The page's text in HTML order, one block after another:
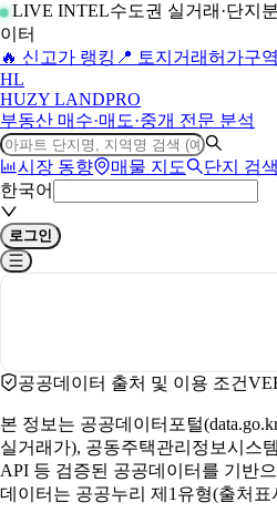
LIVE INTEL수도권 실거래·단지
이터
🔥 신고가 랭킹 📍 토지거래허가구역
HL
HUZY LANDPRO
부동산 매수·매도·중개 전문 분석
시장 동향 매물 지도 단지 검색
한국어
로그인
공공데이터 출처 및 이용 조건
본 정보는 공공데이터포털
실거래가), 공동주택관리정보시스
API 등 검증된 공공데이터를 기반
데이터는 공공누리 제1유형(출처